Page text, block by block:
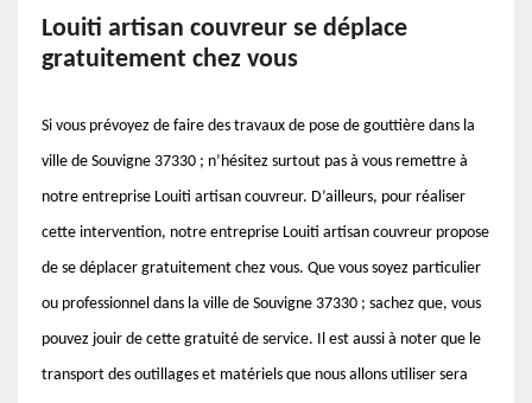
Louiti artisan couvreur se déplace
gratuitement chez vous
Si vous prévoyez de faire des travaux de pose de gouttière dans la
ville de Souvigne 37330 ; n’hésitez surtout pas à vous remettre à
notre entreprise Louiti artisan couvreur. D’ailleurs, pour réaliser
cette intervention, notre entreprise Louiti artisan couvreur propose
de se déplacer gratuitement chez vous. Que vous soyez particulier
ou professionnel dans la ville de Souvigne 37330 ; sachez que, vous
pouvez jouir de cette gratuité de service. Il est aussi à noter que le
transport des outillages et matériels que nous allons utiliser sera